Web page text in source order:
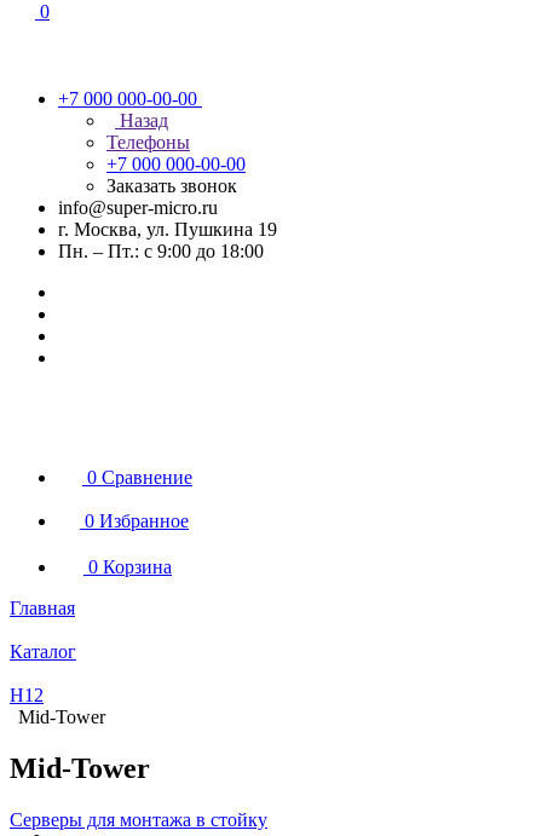
0
+7 000 000-00-00
Назад
Телефоны
+7 000 000-00-00
Заказать звонок
info@super-micro.ru
г. Москва, ул. Пушкина 19
Пн. – Пт.: с 9:00 до 18:00
0 Сравнение
0 Избранное
0 Корзина
Главная
Каталог
H12
Mid-Tower
Mid-Tower
Серверы для монтажа в стойку